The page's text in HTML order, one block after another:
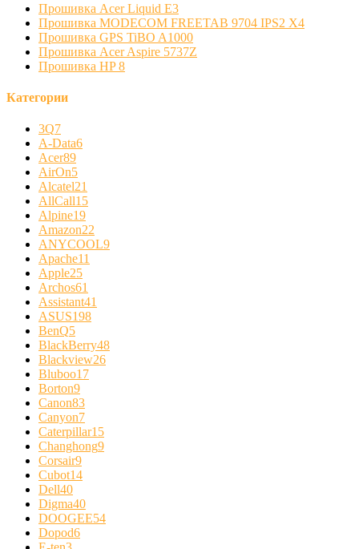
Прошивка Acer Liquid E3
Прошивка MODECOM FREETAB 9704 IPS2 X4
Прошивка GPS TiBO A1000
Прошивка Acer Aspire 5737Z
Прошивка HP 8
Категории
3Q7
A-Data6
Acer89
AirOn5
Alcatel21
AllCall15
Alpine19
Amazon22
ANYCOOL9
Apache11
Apple25
Archos61
Assistant41
ASUS198
BenQ5
BlackBerry48
Blackview26
Bluboo17
Borton9
Canon83
Canyon7
Caterpillar15
Changhong9
Corsair9
Cubot14
Dell40
Digma40
DOOGEE54
Dopod6